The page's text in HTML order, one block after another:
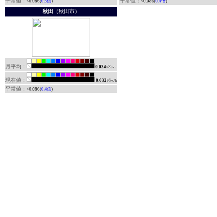
<0.086(0.5倍) <0.086(0.4倍)
秋田 （秋田市）
月平均： 0.034
現在値： 0.032
平常値： <0.086(0.4倍)